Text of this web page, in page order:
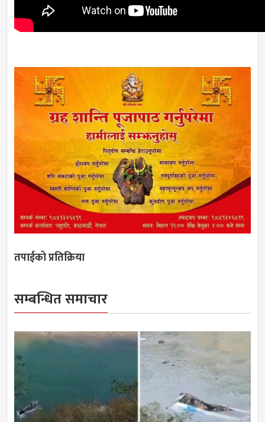
तपाईको प्रतिक्रिया
सम्बन्धित समाचार